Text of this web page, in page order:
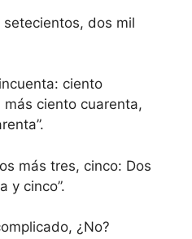
setecientos, dos mil
ciento
ciento cuarenta,
más tres, cinco: Dos
y cinco”.
¿No?